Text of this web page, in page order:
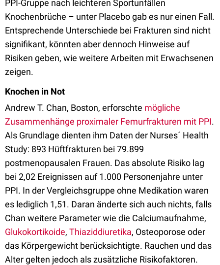
PPI-Gruppe nach leichteren Sportunfällen
Knochenbrüche – unter Placebo gab es nur einen Fall.
Entsprechende Unterschiede bei Frakturen sind nicht
signifikant, könnten aber dennoch Hinweise auf
Risiken geben, wie weitere Arbeiten mit Erwachsenen
zeigen.
Knochen in Not
Andrew T. Chan, Boston, erforschte mögliche
Zusammenhänge proximaler Femurfrakturen mit PPI.
Als Grundlage dienten ihm Daten der Nurses´ Health
Study: 893 Hüftfrakturen bei 79.899
postmenopausalen Frauen. Das absolute Risiko lag
bei 2,02 Ereignissen auf 1.000 Personenjahre unter
PPI. In der Vergleichsgruppe ohne Medikation waren
es lediglich 1,51. Daran änderte sich auch nichts, falls
Chan weitere Parameter wie die Calciumaufnahme,
Glukokortikoide, Thiaziddiuretika, Osteoporose oder
das Körpergewicht berücksichtigte. Rauchen und das
Alter gelten jedoch als zusätzliche Risikofaktoren.